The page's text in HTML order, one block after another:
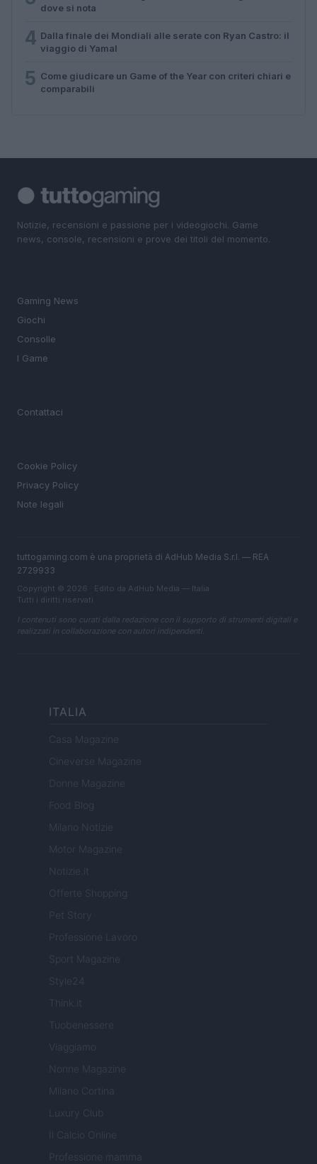
dove si nota
4 Dalla finale dei Mondiali alle serate con Ryan Castro: il
viaggio di Yamal
5 Come giudicare un Game of the Year con criteri chiari e
comparabili
Notizie, recensioni e passione per i videogiochi. Game
news, console, recensioni e prove dei titoli del momento.
Gaming News
Giochi
Consolle
I Game
Contattaci
Cookie Policy
Privacy Policy
Note legali
tuttogaming.com è una proprietà di AdHub Media S.r.l. — REA
2729933
Copyright © 2026 · Edito da AdHub Media — Italia
Tutti i diritti riservati
I contenuti sono curati dalla redazione con il supporto di strumenti digitali e
realizzati in collaborazione con autori indipendenti.
ITALIA
Casa Magazine
Cineverse Magazine
Donne Magazine
Food Blog
Milano Notizie
Motor Magazine
Notizie.it
Offerte Shopping
Pet Story
Professione Lavoro
Sport Magazine
Style24
Think.it
Tuobenessere
Viaggiamo
Nonne Magazine
Milano Cortina
Luxury Club
Il Calcio Online
Professione mamma